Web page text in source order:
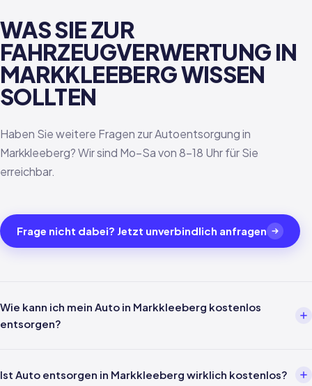
WAS SIE ZUR
FAHRZEUGVERWERTUNG IN
MARKKLEEBERG WISSEN
SOLLTEN
Haben Sie weitere Fragen zur Autoentsorgung in
Markkleeberg? Wir sind Mo–Sa von 8–18 Uhr für Sie
erreichbar.
Frage nicht dabei? Jetzt unverbindlich anfragen
Wie kann ich mein Auto in Markkleeberg kostenlos
entsorgen?
WhatsApp melden — wir kümmern uns um alles weitere inklusive
Ist Auto entsorgen in Markkleeberg wirklich kostenlos?